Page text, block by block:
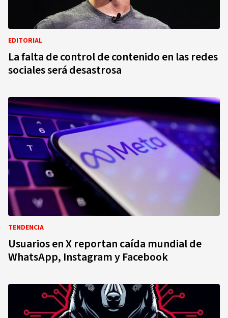
EDITORIAL
La falta de control de contenido en las redes
sociales será desastrosa
TENDENCIA
Usuarios en X reportan caída mundial de
WhatsApp, Instagram y Facebook